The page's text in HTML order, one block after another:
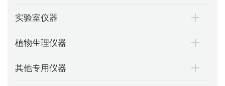
实验室仪器
植物生理仪器
其他专用仪器